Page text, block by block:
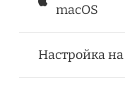
macOS
Настройка